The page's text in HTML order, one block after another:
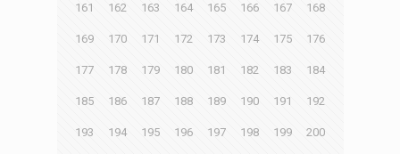
161 162 163 164 165 166 167 168
169 170 171 172 173 174 175 176
177 178 179 180 181 182 183 184
185 186 187 188 189 190 191 192
193 194 195 196 197 198 199 200